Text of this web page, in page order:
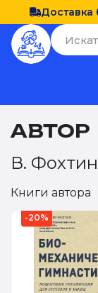
Доставка
АВТОР
В. Фохтин
Книги автора
-20%